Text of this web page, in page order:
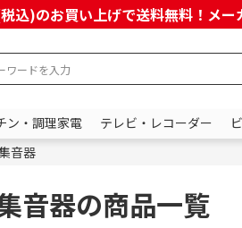
込)のお買い上げで送料無料！メ
ン・調理家電 テレビ・レコーダー
音器
音器の商品一覧